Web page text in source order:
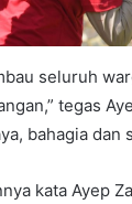
seluruh
tegas
bahagia dan
kata Ayep